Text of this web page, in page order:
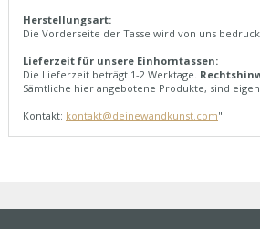
Herstellungsart:
Die Vorderseite der Tasse wird von uns
Lieferzeit für unsere Einhorntassen:
Die Lieferzeit beträgt 1-2 Werktage.
Sämtliche hier angebotene Produkte, sind
Kontakt: kontakt@deinewandkunst.com"